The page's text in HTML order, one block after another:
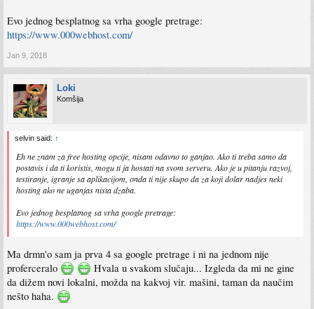
Evo jednog besplatnog sa vrha google pretrage:
https://www.000webhost.com/
Jan 9, 2018
Loki
Komšija
selvin said: ↑
Eh ne znam za free hosting opcije, nisam odavno to ganjao. Ako ti treba samo da
postavis i da ti koristis, mogu ti ja hostati na svom serveru. Ako je u pitanju razvoj,
testiranje, igranje sa aplikacijom, onda ti nije skupo da za koji dolar nadjes neki
hosting ako ne uganjas nista dzaba.
Evo jednog besplatnog sa vrha google pretrage:
https://www.000webhost.com/
Ma drmn'o sam ja prva 4 sa google pretrage i ni na jednom nije
proferceralo
Hvala u svakom slučaju... Izgleda da mi ne gine
da dižem novi lokalni, možda na kakvoj vir. mašini, taman da naučim
nešto haha.